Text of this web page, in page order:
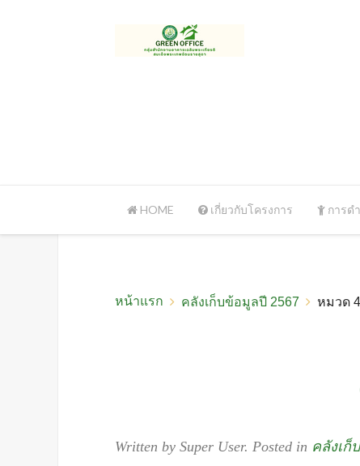
HOME เกี่ยวกับโครงการ การด
หน้าแรก คลังเก็บข้อมูลปี 2567 หมวด
Written by Super User. Posted in คลังเก็